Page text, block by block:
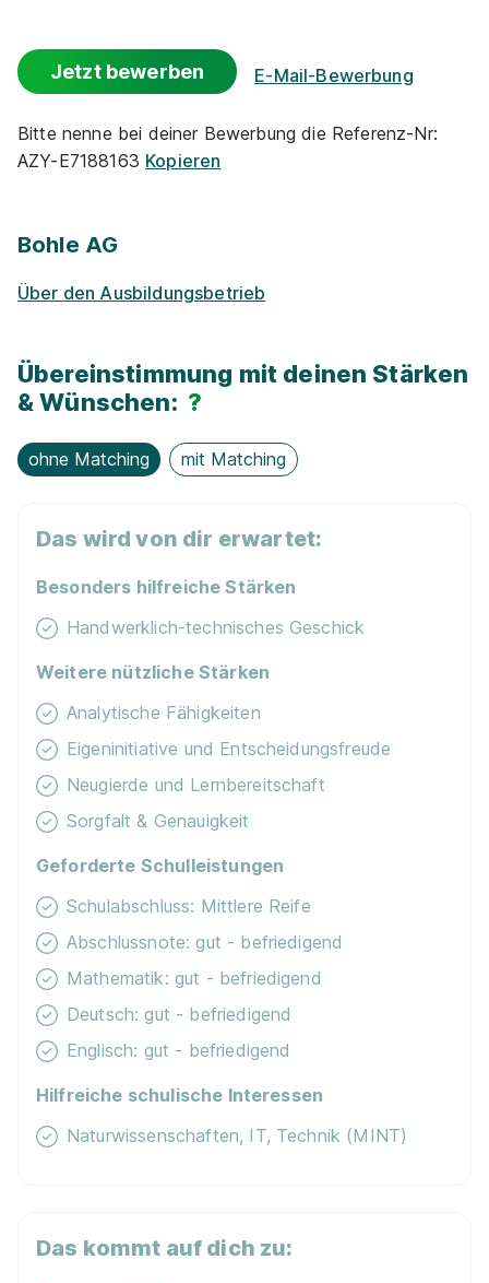
Events
Flexible Arbeitszeit
Rabatte
Azubi-Frei­zei­ten
Ge­sund­heits­maß­nah­men
Vermögens­wirksame Leistungen
Han­dy / Tab­let / Note­book
Kostenloses WLAN
Jobfahrrad
Jetzt bewerben E-Mail-Bewerbung
Bitte nenne bei deiner Bewerbung die Referenz-Nr:
AZY-E7188163 Kopieren
Bohle AG
Über den Ausbildungsbetrieb
Übereinstimmung mit deinen Stärken
& Wünschen: ?
ohne Matching mit Matching
Das wird von dir erwartet:
Besonders hilfreiche Stärken
Handwerklich-technisches Geschick
Weitere nützliche Stärken
Analytische Fähigkeiten
Eigeninitiative und Entscheidungsfreude
Neugierde und Lernbereitschaft
Sorgfalt & Genauigkeit
Geforderte Schulleistungen
Schulabschluss: Mittlere Reife
Abschlussnote: gut - befriedigend
Mathematik: gut - befriedigend
Deutsch: gut - befriedigend
Englisch: gut - befriedigend
Hilfreiche schulische Interessen
Naturwissenschaften, IT, Technik (MINT)
Das kommt auf dich zu: